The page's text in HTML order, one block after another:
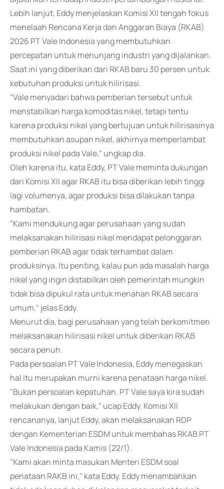
Lebih lanjut, Eddy menjelaskan Komisi XII tengah fokus
menelaah Rencana Kerja dan Anggaran Biaya (RKAB)
2026 PT Vale Indonesia yang membutuhkan
percepatan untuk menunjang industri yang dijalankan.
Saat ini yang diberikan dari RKAB baru 30 persen untuk
kebutuhan produksi untuk hilirisasi.
"Vale menyadari bahwa pemberian tersebut untuk
menstabilkan harga komoditas nikel, tetapi tentu
karena produksi nikel yang bertujuan untuk hilirisasinya
membutuhkan asupan nikel, akhirnya memperlambat
produksi nikel pada Vale," ungkap dia.
Oleh karena itu, kata Eddy, PT Vale meminta dukungan
dari Komisi XII agar RKAB itu bisa diberikan lebih tinggi
lagi volumenya, agar produksi bisa dilakukan tanpa
hambatan.
"Kami mendukung agar perusahaan yang sudah
melaksanakan hilirisasi nikel mendapat pelonggaran
pemberian RKAB agar tidak terhambat dalam
produksinya. Itu penting, kalau pun ada masalah harga
nikel yang ingin distabilkan oleh pemerintah mungkin
tidak bisa dipukul rata untuk menahan RKAB secara
umum," jelas Eddy.
Menurut dia, bagi perusahaan yang telah berkomitmen
melaksanakan hilirisasi nikel untuk diberikan RKAB
secara penuh.
Pada persoalan PT Vale Indonesia, Eddy menegaskan
hal itu merupakan murni karena penataan harga nikel.
"Bukan persoalan kepatuhan. PT Vale saya kira sudah
melakukan dengan baik," ucap Eddy. Komisi XII
rencananya, lanjut Eddy, akan melaksanakan RDP
dengan Kementerian ESDM untuk membahas RKAB PT
Vale Indonesia pada Kamis (22/1).
"Kami akan minta masukan Menteri ESDM soal
penataan RAKB ini," kata Eddy. Eddy menambahkan